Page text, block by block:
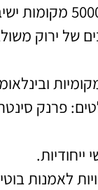
באתר תפגשו אמפיטאתרון משוחזר
של ירוק
פרנק
לאמנות